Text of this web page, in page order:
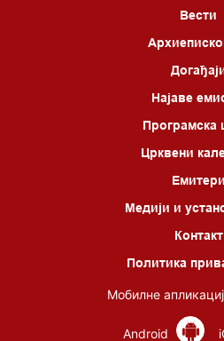
Вести
Најаве
Програмска
Црквени
Емитери
Медији и
Контакт
Политика
Мобилне
Android